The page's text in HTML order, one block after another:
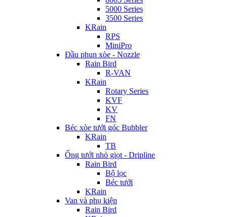
5000 Series
3500 Series
KRain
RPS
MiniPro
Đầu phun xòe - Nozzle
Rain Bird
R-VAN
KRain
Rotary Series
KVF
KV
FN
Béc xòe tưới góc Bubbler
KRain
TB
Ống tưới nhỏ giọt - Dripline
Rain Bird
Bộ lọc
Béc tưới
KRain
Van và phụ kiện
Rain Bird